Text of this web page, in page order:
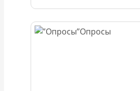
Опросы